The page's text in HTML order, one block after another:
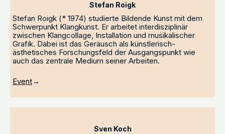
Stefan Roigk
Stefan Roigk (* 1974) studierte Bildende Kunst mit dem
Schwerpunkt Klangkunst. Er arbeitet interdisziplinär
zwischen Klangcollage, Installation und musikalischer
Grafik. Dabei ist das Geräusch als künstlerisch-
ästhetisches Forschungsfeld der Ausgangspunkt wie
auch das zentrale Medium seiner Arbeiten.
Event→
Sven Koch